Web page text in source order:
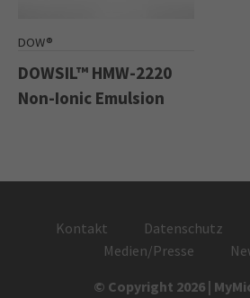
DOW®
DOWSIL™ HMW-2220
Non-Ionic Emulsion
Kontakt Datenschutz
Medien/Presse
© Copyright 2026 |